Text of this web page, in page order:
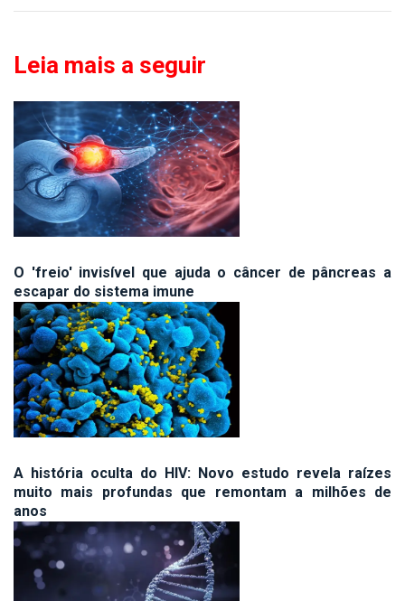
Leia mais a seguir
O 'freio' invisível que ajuda o câncer de pâncreas a
escapar do sistema imune
A história oculta do HIV: Novo estudo revela raízes
muito mais profundas que remontam a milhões de
anos